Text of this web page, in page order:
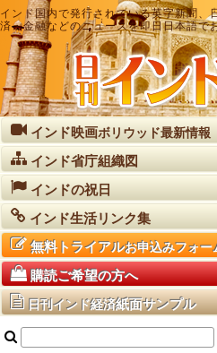
インド国内で発行されている英字新聞、
済・金融などのニュースを即日日本語で
インド映画ボリウッド最新情報
インド省庁組織図
インドの祝日
インド生活リンク集
無料トライアルお申込みフォー
購読ご希望の方へ
日刊インド経済紙面サンプル